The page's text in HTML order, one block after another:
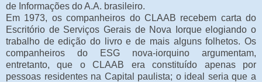
de Informações do A.A. brasileiro.
Em 1973, os companheiros do CLAAB recebem carta do
Escritório de Serviços Gerais de Nova Iorque elogiando o
trabalho de edição do livro e de mais alguns folhetos. Os
companheiros do ESG nova-iorquino argumentam,
entretanto, que o CLAAB era constituído apenas por
pessoas residentes na Capital paulista; o ideal seria que a